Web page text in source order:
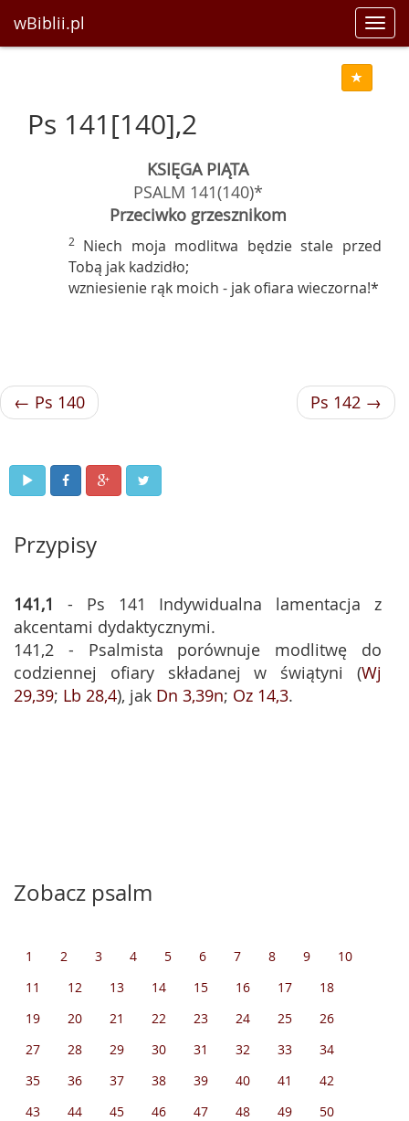
wBiblii.pl
Ps 141[140],2
KSIĘGA PIĄTA
PSALM 141(140)*
Przeciwko grzesznikom
2 Niech moja modlitwa będzie stale przed
Tobą jak kadzidło;
wzniesienie rąk moich - jak ofiara wieczorna!*
← Ps 140 Ps 142 →
Przypisy
141,1
- Ps 141 Indywidualna lamentacja z
akcentami dydaktycznymi.
141,2 - Psalmista porównuje modlitwę do
codziennej ofiary składanej w świątyni (Wj
29,39; Lb 28,4), jak Dn 3,39n; Oz 14,3.
Zobacz psalm
1 2 3 4 5 6 7 8 9
10
11
12 13 14 15 16 17
18
19
20 21 22 23 24 25
26
27
28 29 30 31 32 33
34
35
36 37 38 39 40 41
42
43
44 45 46 47 48 49
50